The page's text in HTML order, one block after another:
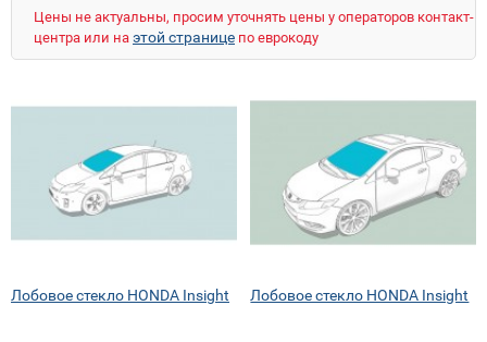
Цены не актуальны, просим уточнять цены у операторов контакт-
центра или на этой странице по еврокоду
Лобовое стекло HONDA Insight Лобовое стекло HONDA Insight